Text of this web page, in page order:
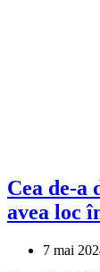
Cea de-a
avea loc
7 mai